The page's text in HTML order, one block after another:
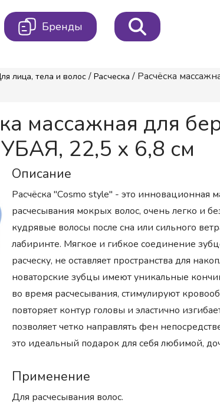
Бренды
лица, тела и волос / Расческа / Расчёска
массажная для
22,5 х 6,8 см
Описание
Расчёска "Сosmo style" - это инновационная
расчесывания мокрых волос, очень легко и
кудрявые волосы после сна или сильного
лабиринте. Мягкое и гибкое соединение
расческу, не оставляет пространства для
новаторские зубцы имеют уникальные
во время расчесывания, стимулируют
повторяет контур головы и эластично
позволяет четко направлять фен
это идеальный подарок для себя любимой,
Применение
Для расчесывания волос.